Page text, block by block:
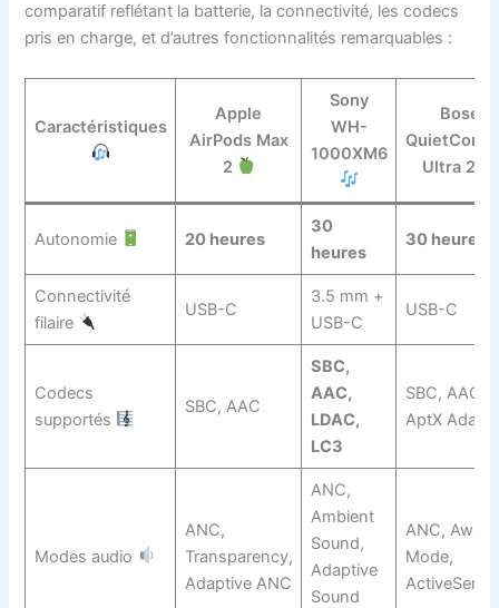
comparatif reflétant la batterie, la connectivité, les codecs
pris en charge, et d’autres fonctionnalités remarquables :
Caractéristiques
Apple
AirPods Max
2
Sony
WH-
1000XM6
Bose
Ultra 2
Autonomie 20 heures
30
heures
30 heures
Connectivité
filaire
USB-C
3.5 mm +
USB-C
USB-C
Codecs
supportés
SBC, AAC
SBC,
AAC,
LDAC,
LC3
SBC, AAC,
AptX
Modes audio
ANC,
Transparency,
Adaptive ANC
ANC,
Ambient
Sound,
Adaptive
Sound
ANC, Aware
Mode,
ActiveSense